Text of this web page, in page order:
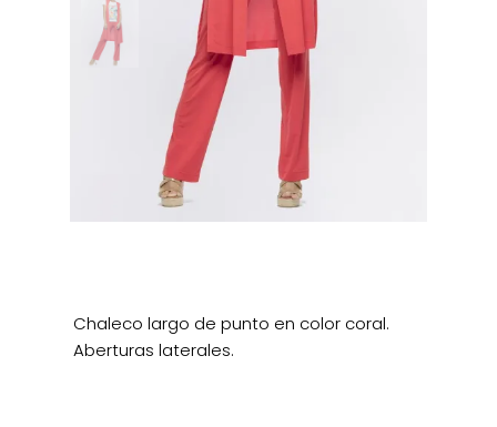
Chaleco largo de punto en color coral.
Aberturas laterales.